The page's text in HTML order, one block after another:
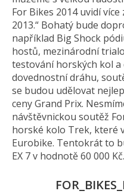
For Bikes 2014 uvidí
2013.“ Bohatý bude
například Big Shock
hostů, mezinárodní
testování horských kol
dovednostní dráhu,
se budou udělovat
ceny Grand Prix.
návštěvnickou soutěž
horské kolo Trek, které
Eurobike. Tentokrát to
EX 7 v hodnotě 60 000 Kč.